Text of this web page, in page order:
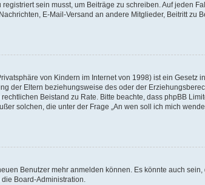
sein musst, um Beiträge zu schreiben. Auf jeden
E-Mail-Versand an andere Mitglieder, Beitritt zu
von Kindern im Internet von 1998) ist ein Gesetz
der Eltern beziehungsweise des oder der
Beistand zu Rate. Bitte beachte, dass phpBB
solchen, die unter der Frage „An wen soll ich mich
Benutzer mehr anmelden können. Es könnte auch
Board-Administration.